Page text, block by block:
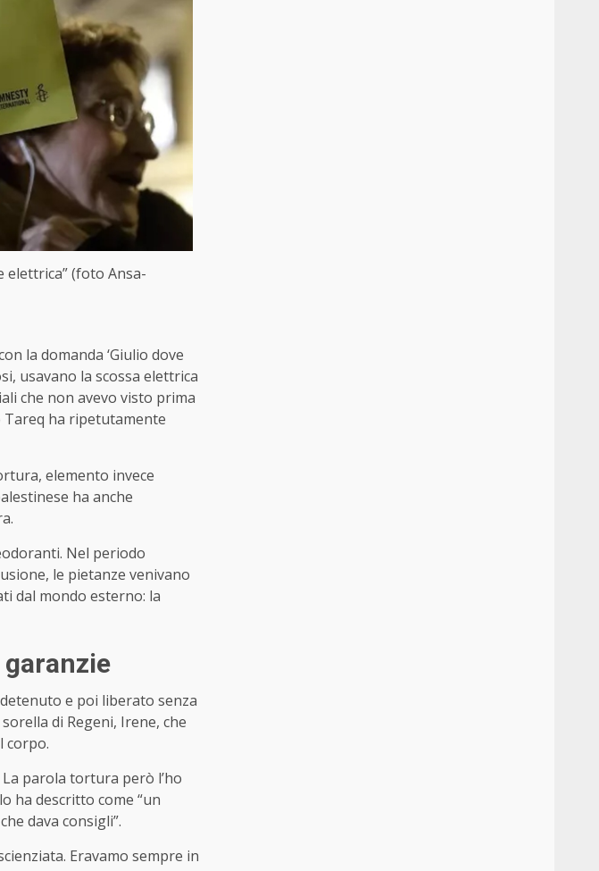
elettrica” (foto Ansa-
la domanda ‘Giulio dove
usavano la scossa elettrica
che non avevo visto prima
Tareq ha ripetutamente
elemento invece
ha anche
Nel periodo
le pietanze venivano
dal mondo esterno: la
e poi liberato senza
di Regeni, Irene, che
corpo.
La parola tortura però l’ho
ha descritto come “un
dava consigli”.
Eravamo sempre in